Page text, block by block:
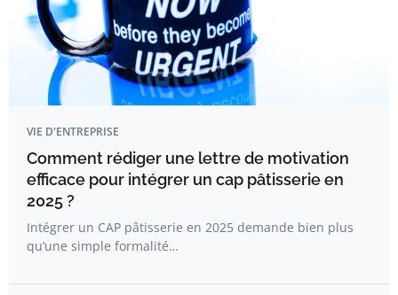
VIE D'ENTREPRISE
Comment rédiger une lettre de motivation
efficace pour intégrer un cap pâtisserie en
2025 ?
Intégrer un CAP pâtisserie en 2025 demande bien plus
qu’une simple formalité…